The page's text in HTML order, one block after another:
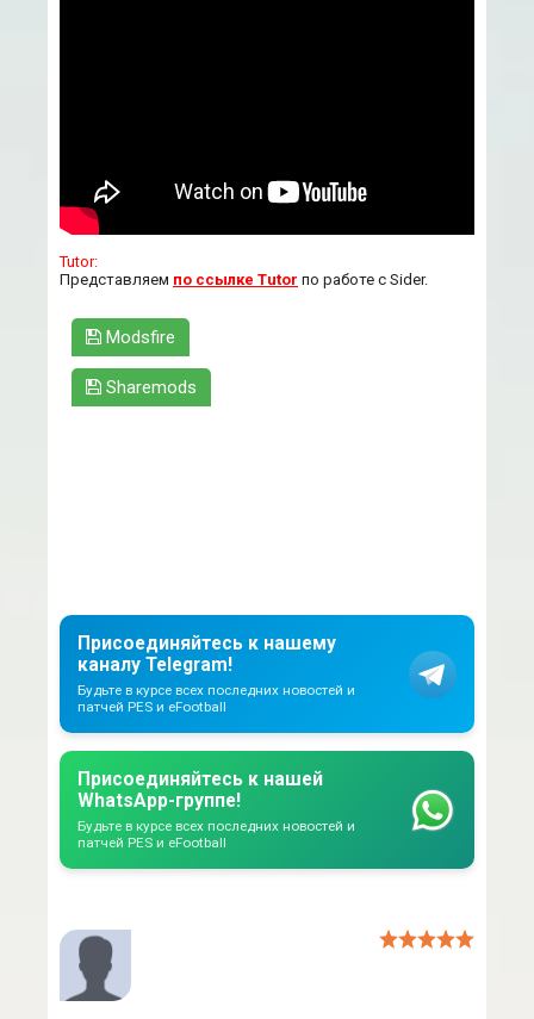
Tutor:
Представляем по ссылке Tutor по работе с Sider.
Modsfire
Sharemods
Присоединяйтесь к нашему
каналу Telegram!
Будьте в курсе всех последних новостей и
патчей PES и eFootball
Присоединяйтесь к нашей
WhatsApp-группе!
Будьте в курсе всех последних новостей и
патчей PES и eFootball